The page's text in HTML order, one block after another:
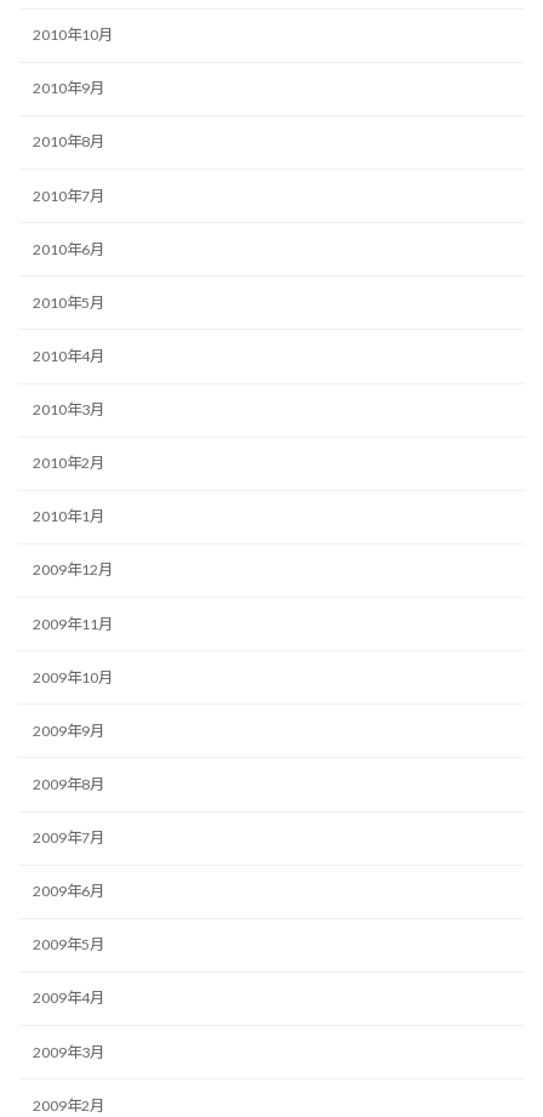
2010年10月
2010年9月
2010年8月
2010年7月
2010年6月
2010年5月
2010年4月
2010年3月
2010年2月
2010年1月
2009年12月
2009年11月
2009年10月
2009年9月
2009年8月
2009年7月
2009年6月
2009年5月
2009年4月
2009年3月
2009年2月